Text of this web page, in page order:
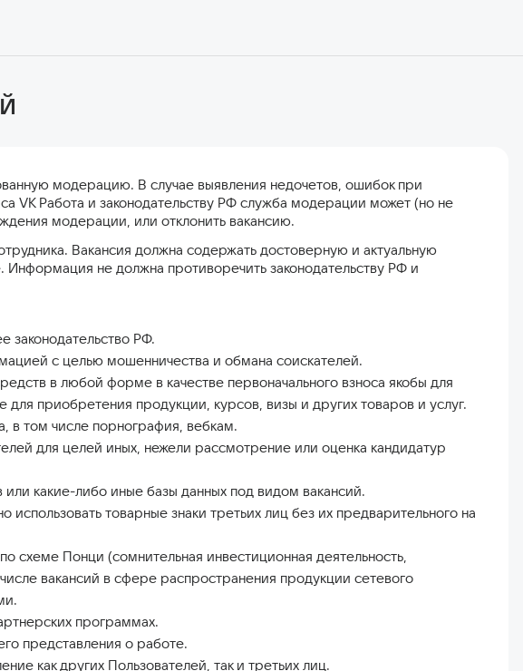
модерацию. В случае выявления недочетов, ошибок при
VK Работа и законодательству РФ служба модерации может (но не
модерации, или отклонить вакансию.
Вакансия должна содержать достоверную и актуальную
не должна противоречить законодательству РФ и
РФ.
с целью мошенничества и обмана соискателей.
в любой форме в качестве первоначального взноса якобы для
приобретения продукции, курсов, визы и других товаров и услуг.
в том числе порнография, вебкам.
для целей иных, нежели рассмотрение или оценка кандидатур
какие-либо иные базы данных под видом вакансий.
товарные знаки третьих лиц без их предварительного на
Понци (сомнительная инвестиционная деятельность,
вакансий в сфере распространения продукции сетевого
программах.
представления о работе.
как других Пользователей, так и третьих лиц.